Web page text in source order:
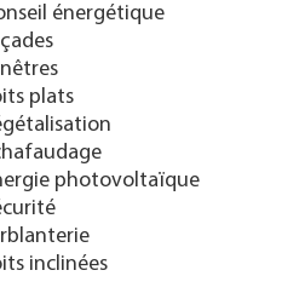
énergétique
plats
photovoltaïque
inclinées